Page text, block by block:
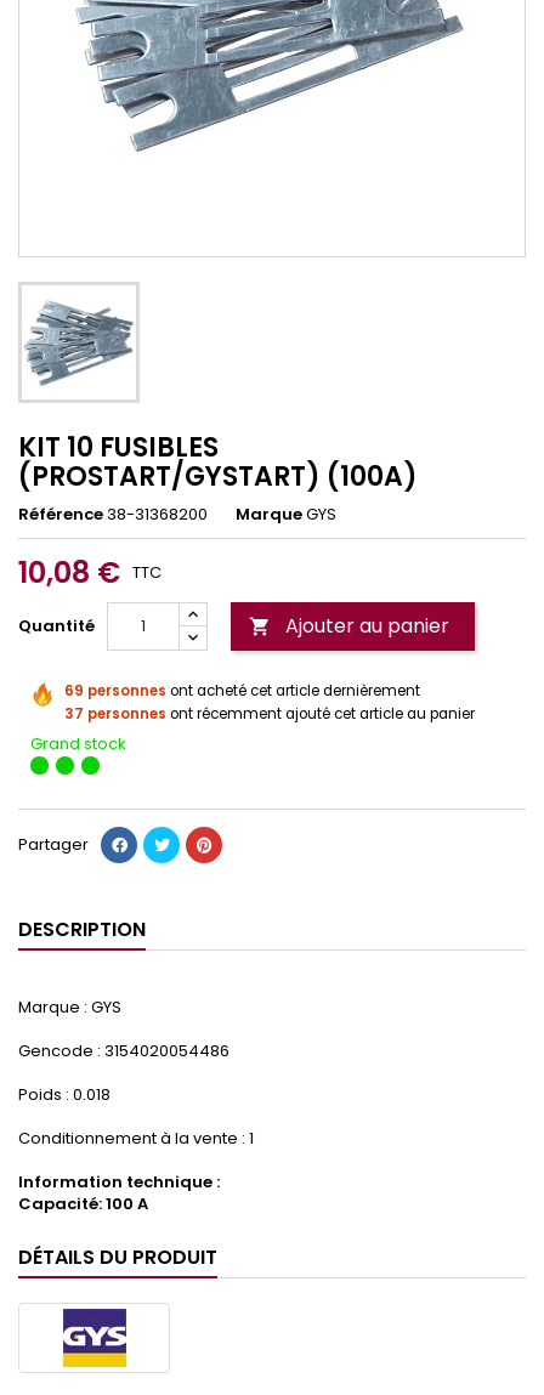
KIT 10 FUSIBLES
(PROSTART/GYSTART) (100A)
Référence38-31368200 MarqueGYS
10,08 € TTC
Quantité  Ajouter au panier
69 personnes ont acheté cet article dernièrement
37 personnes ont récemment ajouté cet article au panier
Grand stock
Partager
DESCRIPTION
Marque : GYS
Gencode : 3154020054486
Poids : 0.018
Conditionnement à la vente : 1
Information technique :
Capacité: 100 A
DÉTAILS DU PRODUIT